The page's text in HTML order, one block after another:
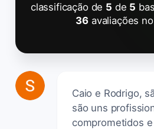
classificação de 5 de 5
36 avaliações
Caio e Rodrigo,
são uns
comprometidos